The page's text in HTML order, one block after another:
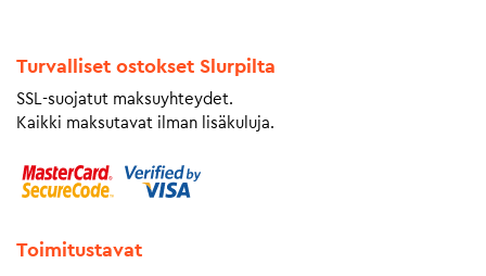
Turvalliset ostokset Slurpilta
SSL-suojatut maksuyhteydet.
Kaikki maksutavat ilman lisäkuluja.
Toimitustavat